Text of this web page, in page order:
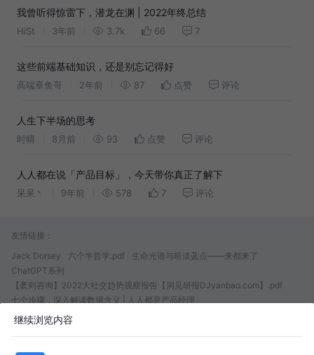
我曾听得惊雷下，潜龙在渊 | 2022年终总结
HiSt 3年前 3.7k 66 7
这些前端基础知识，还是别忘记得好
高端章鱼哥 2年前 87 点赞 评论
人生下半场的思考
时晴 8月前 93 点赞 评论
人人都在说「产品目标」，今天带你真正了解下
呆呆丶 9年前 578 7 评论
友情链接：
Jack Dorsey
六个半哲学.pdf
生命光谱与暗淡蓝点——来都来了
ChatGPT系列
【袤则咨询】2022大社交趋势观察报告【洞见研报DJyanbao.com】.pdf
七个步骤，深入解读数据含义 | 人人都是产品经理
Smart people don’t think others are stupid
🥤可乐周报 101 今年最想推荐的六篇文章
继续浏览内容